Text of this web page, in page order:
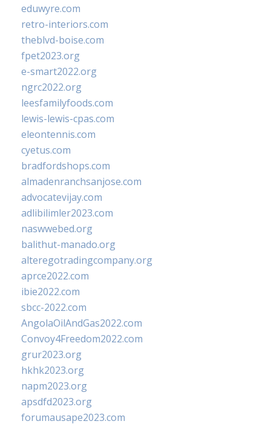
eduwyre.com
retro-interiors.com
theblvd-boise.com
fpet2023.org
e-smart2022.org
ngrc2022.org
leesfamilyfoods.com
lewis-lewis-cpas.com
eleontennis.com
cyetus.com
bradfordshops.com
almadenranchsanjose.com
advocatevijay.com
adlibilimler2023.com
naswwebed.org
balithut-manado.org
alteregotradingcompany.org
aprce2022.com
ibie2022.com
sbcc-2022.com
AngolaOilAndGas2022.com
Convoy4Freedom2022.com
grur2023.org
hkhk2023.org
napm2023.org
apsdfd2023.org
forumausape2023.com